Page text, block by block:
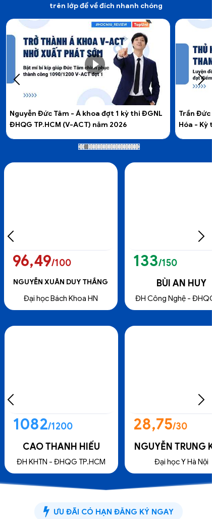
trên lớp để về đích nhanh chóng
/30
thi TN
Đào Bá Hùng
Đại học Bách Khoa HN
89,77/100
Điểm thi TSA
BÙI AN HUY
ĐH Công Nghệ - ĐHQG HN
133/150
NGUYỄN HỢP
Đại học Bách Khoa
95,65/100
NGUYỄN TRUNG KIÊN
Đại học Y Hà Nội
28,75/30
TRẦN ĐĂNG
ĐH KHTN - ĐHQG
1071/1200
Trần Đức Anh - Thủ khoa A01 tỉnh Thanh
Hóa - Kỳ thi tốt nghiệp THPT năm 2025
Lê
Kỳ thi tốt
ƯU ĐÃI CÓ HẠN ĐĂNG KÝ NGAY